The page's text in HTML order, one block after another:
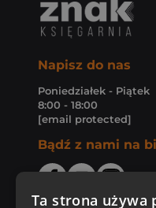
Napisz do nas
Poniedziałek - Piątek
8:00 - 18:00
[email protected]
Bądź z nami na
Ta strona używa